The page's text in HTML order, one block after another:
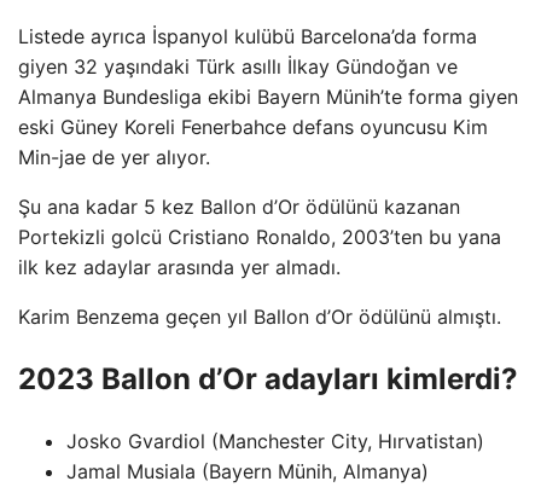
Listede ayrıca İspanyol kulübü Barcelona’da forma
giyen 32 yaşındaki Türk asıllı İlkay Gündoğan ve
Almanya Bundesliga ekibi Bayern Münih’te forma giyen
eski Güney Koreli Fenerbahce defans oyuncusu Kim
Min-jae de yer alıyor.
Şu ana kadar 5 kez Ballon d’Or ödülünü kazanan
Portekizli golcü Cristiano Ronaldo, 2003’ten bu yana
ilk kez adaylar arasında yer almadı.
Karim Benzema geçen yıl Ballon d’Or ödülünü almıştı.
2023 Ballon d’Or adayları kimlerdi?
Josko Gvardiol (Manchester City, Hırvatistan)
Jamal Musiala (Bayern Münih, Almanya)